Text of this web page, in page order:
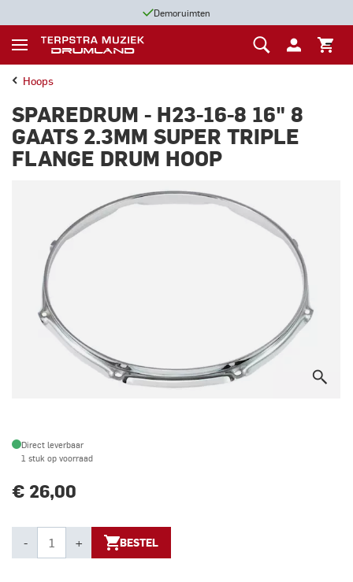
Demoruimten
Hoops
SPAREDRUM - H23-16-8 16" 8
GAATS 2.3MM SUPER TRIPLE
FLANGE DRUM HOOP
Direct leverbaar
1 stuk op voorraad
€ 26,00
- + BESTEL